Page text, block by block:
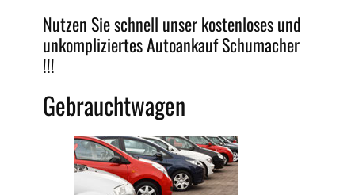
Nutzen Sie schnell unser kostenloses und
unkompliziertesAutoankauf Schumacher
!!!
Gebrauchtwagen